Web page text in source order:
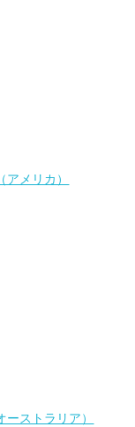
アメリカ）
ーストラリア）